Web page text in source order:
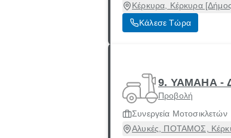
Κέρκυρα, Κέρκυρα
Κάλεσε Τώρα
9. ΥΑΜΑΗΑ -
Προβολή
Συνεργεία Μοτοσικλετών
Αλυκές, ΠΟΤΑΜΟΣ,